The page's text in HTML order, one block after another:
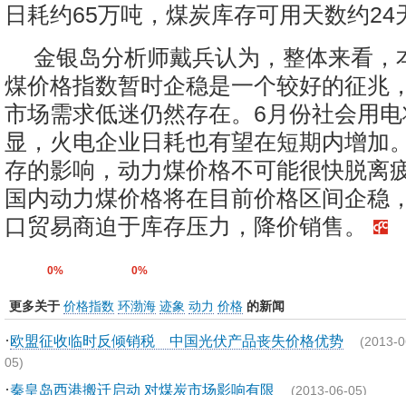
日耗约65万吨，煤炭库存可用天数约24
金银岛分析师戴兵认为，整体来看，
煤价格指数暂时企稳是一个较好的征兆
市场需求低迷仍然存在。6月份社会用
显，火电企业日耗也有望在短期内增加
存的影响，动力煤价格不可能很快脱离
国内动力煤价格将在目前价格区间企稳
口贸易商迫于库存压力，降价销售。
0% 0%
更多关于 价格指数 环渤海 迹象 动力 价格 的新闻
·欧盟征收临时反倾销税 中国光伏产品丧失价格优势 (2013-
05)
·秦皇岛西港搬迁启动 对煤炭市场影响有限 (2013-06-05)